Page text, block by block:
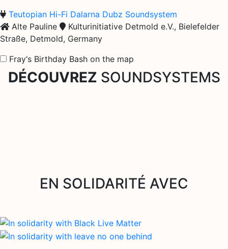
Teutopian Hi-Fi Dalarna Dubz Soundsystem
Alte Pauline
Kulturinitiative Detmold e.V., Bielefelder
Straße, Detmold, Germany
Fray‘s Birthday Bash on the map
DÉCOUVREZ SOUNDSYSTEMS
EN SOLIDARITÉ AVEC